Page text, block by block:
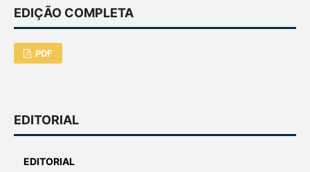
EDIÇÃO COMPLETA
PDF
EDITORIAL
EDITORIAL